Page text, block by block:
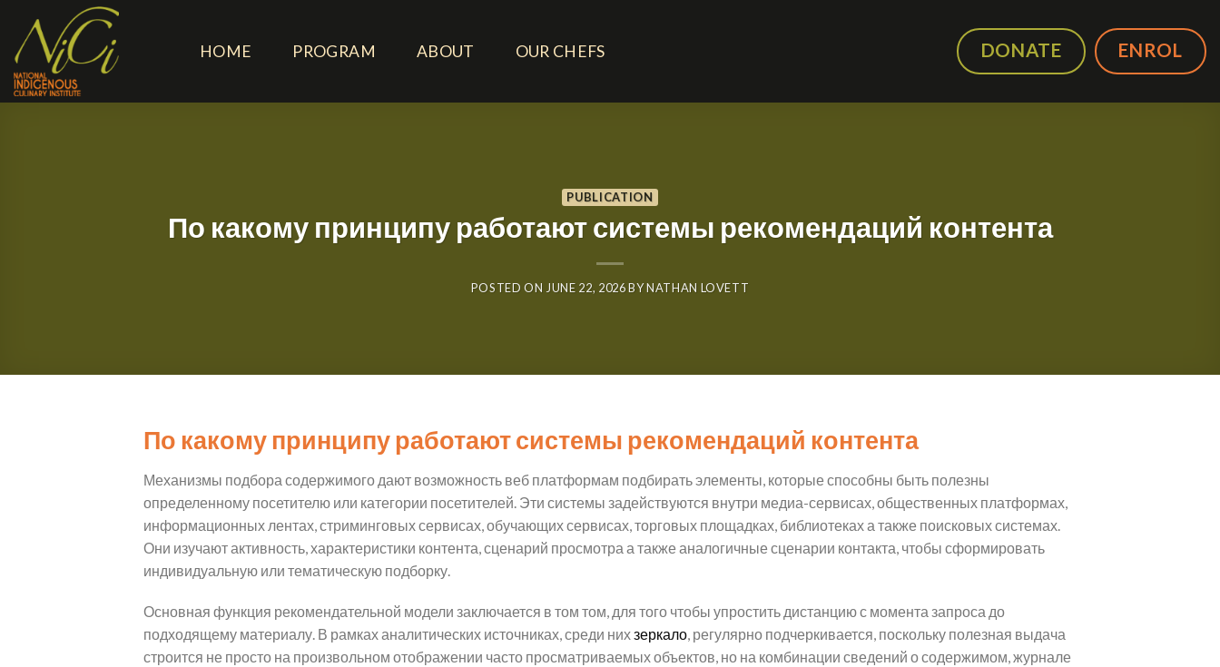
content
HOME PROGRAM ABOUT OUR CHEFS DONATE ENROL
PUBLICATION
По какому принципу работают системы рекомендаций контента
POSTED ON JUNE 22, 2026BYNATHAN LOVETT
По какому принципу работают системы рекомендаций контента
Механизмы подбора содержимого дают возможность веб платформам подбирать элементы, которые способны быть полезны
определенному посетителю или категории посетителей. Эти системы задействуются внутри медиа-сервисах, общественных платформах,
информационных лентах, стриминговых сервисах, обучающих сервисах, торговых площадках, библиотеках а также поисковых системах.
Они изучают активность, характеристики контента, сценарий просмотра а также аналогичные сценарии контакта, чтобы сформировать
индивидуальную или тематическую подборку.
Основная функция рекомендательной модели заключается в том том, для того чтобы упростить дистанцию с момента запроса до
подходящему материалу. В рамках аналитических источниках, среди нихзеркало, регулярно подчеркивается, поскольку полезная выдача
строится не просто на произвольном отображении часто просматриваемых объектов, но на комбинации сведений о содержимом, журнале